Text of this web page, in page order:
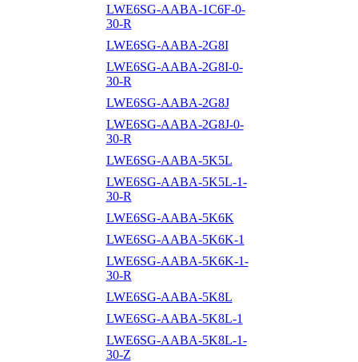
LWE6SG-AABA-1C6F-0-
30-R
LWE6SG-AABA-2G8I
LWE6SG-AABA-2G8I-0-
30-R
LWE6SG-AABA-2G8J
LWE6SG-AABA-2G8J-0-
30-R
LWE6SG-AABA-5K5L
LWE6SG-AABA-5K5L-1-
30-R
LWE6SG-AABA-5K6K
LWE6SG-AABA-5K6K-1
LWE6SG-AABA-5K6K-1-
30-R
LWE6SG-AABA-5K8L
LWE6SG-AABA-5K8L-1
LWE6SG-AABA-5K8L-1-
30-Z